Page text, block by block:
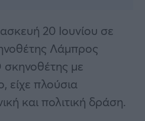
20 Ιουνίου σε
Λάμπρος
με
είχε πλούσια
και πολιτική δράση.